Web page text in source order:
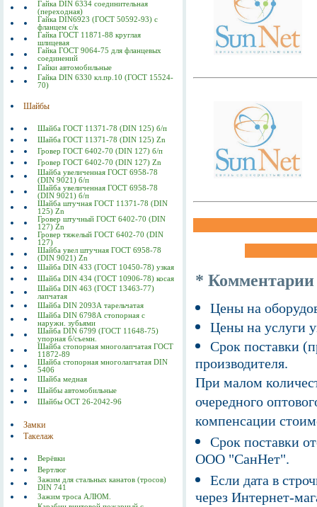
Гайка DIN 6334 соединительная
(переходная)
Гайка DIN6923 (ГОСТ 50592-93) с
фланцем с/к
Гайка ГОСТ 11871-88 круглая
шлицевая
Гайка ГОСТ 9064-75 для фланцевых
соединений
Гайки автомобильные
Гайка DIN 6330 кл.пр.10 (ГОСТ 15524-
70)
Шайбы
Шайба ГОСТ 11371-78 (DIN 125) б/п
Шайба ГОСТ 11371-78 (DIN 125) Zn
Гровер ГОСТ 6402-70 (DIN 127) б/п
Гровер ГОСТ 6402-70 (DIN 127) Zn
Шайба увеличенная ГОСТ 6958-78
(DIN 9021) б/п
Шайба увеличенная ГОСТ 6958-78
(DIN 9021) б/п
Шайба штучная ГОСТ 11371-78 (DIN
125) Zn
Гровер штучный ГОСТ 6402-70 (DIN
127) Zn
Гровер тяжелый ГОСТ 6402-70 (DIN
127)
Шайба увел штучная ГОСТ 6958-78
(DIN 9021) Zn
Шайба DIN 433 (ГОСТ 10450-78) узкая
Шайба DIN 434 (ГОСТ 10906-78) косая
Шайба DIN 463 (ГОСТ 13463-77)
лапчатая
Шайба DIN 2093А тарельчатая
Шайба DIN 6798А стопорная с
наружн. зубьями
Шайба DIN 6799 (ГОСТ 11648-75)
упорная б/съемн.
Шайба стопорная многолапчатая ГОСТ
11872-89
Шайба стопорная многолапчатая DIN
5406
Шайба медная
Шайбы автомобильные
Шайбы ОСТ 26-2042-96
Замки
Такелаж
Верёвки
Вертлюг
Зажим для стальных канатов (тросов)
DIN 741
Зажим троса АЛЮМ.
* Комментарии
Цены на
Цены на услуги
Срок поставки
производителя.
При малом
очередного
компенсации
Срок поставки
ООО "СанНет".
Если дата в
через Интернет-